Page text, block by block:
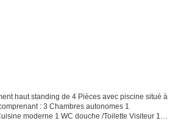
haut standing de 4 Pièces avec piscine situé à
: 3 Chambres autonomes 1
moderne 1 WC douche /Toilette Visiteur 1